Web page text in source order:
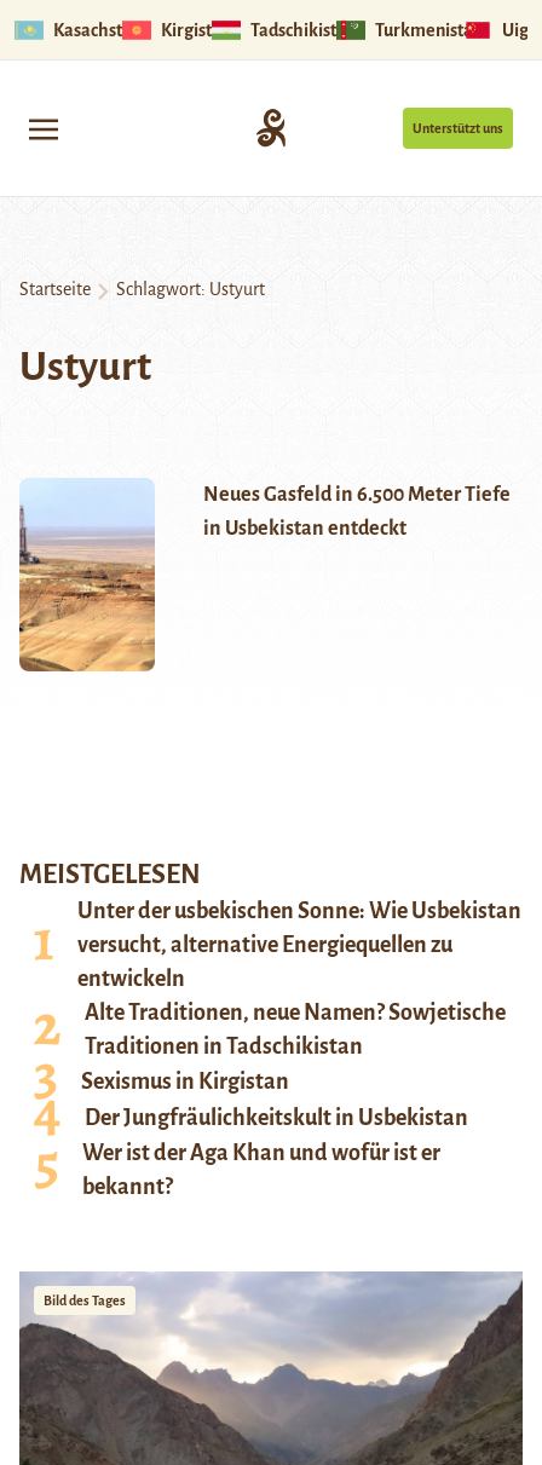
Kasachstan Kirgistan Tadschikistan Turkmenistan
Unterstützt uns
Startseite Schlagwort: Ustyurt
Ustyurt
Neues Gasfeld in 6.500 Meter Tiefe
in Usbekistan entdeckt
MEISTGELESEN
Unter der usbekischen Sonne: Wie Usbekistan
versucht, alternative Energiequellen zu
entwickeln
Alte Traditionen, neue Namen? Sowjetische
Traditionen in Tadschikistan
Sexismus in Kirgistan
Der Jungfräulichkeitskult in Usbekistan
Wer ist der Aga Khan und wofür ist er
bekannt?
Bild des Tages